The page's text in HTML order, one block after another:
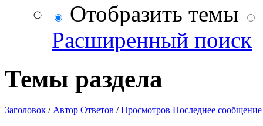
Отобразить темы
Расширенный поиск
Темы раздела
Заголовок / Автор Ответов /Просмотров Последнее сообщение